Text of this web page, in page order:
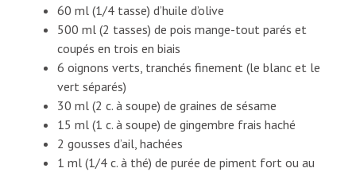
60 ml (1/4 tasse) d’huile d’olive
500 ml (2 tasses) de pois mange-tout parés et
coupés en trois en biais
6 oignons verts, tranchés finement (le blanc et le
vert séparés)
30 ml (2 c. à soupe) de graines de sésame
15 ml (1 c. à soupe) de gingembre frais haché
2 gousses d’ail, hachées
1 ml (1/4 c. à thé) de purée de piment fort ou au